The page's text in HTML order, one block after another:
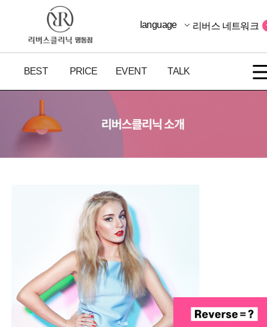
BEST PRICE EVENT TALK
language 리버스 네트워크